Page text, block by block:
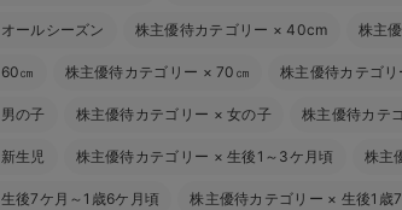
オールシーズン 株主優待カテゴリー ×40cm 株主
60㎝ 株主優待カテゴリー ×70㎝ 株主優待カテゴリ
男の子 株主優待カテゴリー ×女の子 株主優待カテ
新生児 株主優待カテゴリー ×生後1～3ケ月頃 株主
生後7ケ月～1歳6ケ月頃 株主優待カテゴリー × 生後1歳